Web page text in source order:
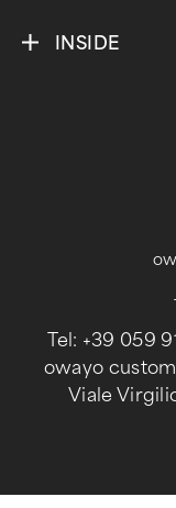
INSIDE
Tel: +39 059
owayo
Viale